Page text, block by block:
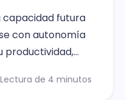
capacidad futura
con autonomía
productividad,
Lectura de 4 minutos